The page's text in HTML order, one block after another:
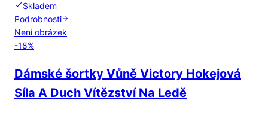
Skladem
Podrobnosti
Není obrázek
-18%
Dámské šortky Vůně Victory Hokejová
Síla A Duch Vítězství Na Ledě